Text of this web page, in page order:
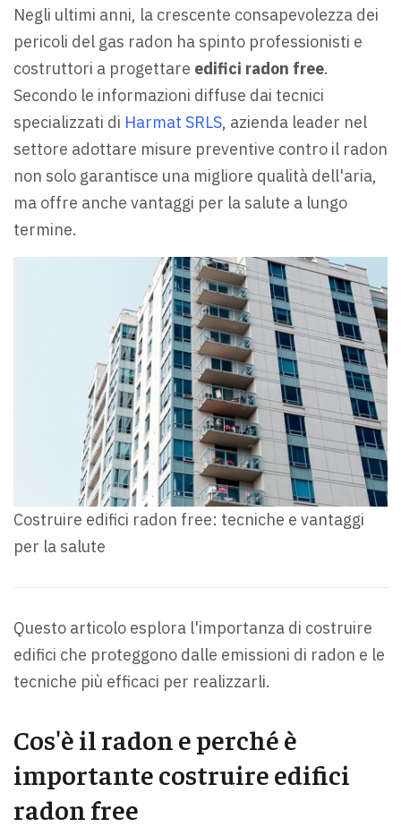
Negli ultimi anni, la crescente consapevolezza dei
pericoli del gas radon ha spinto professionisti e
costruttori a progettare edifici radon free.
Secondo le informazioni diffuse dai tecnici
specializzati di Harmat SRLS, azienda leader nel
settore adottare misure preventive contro il radon
non solo garantisce una migliore qualità dell'aria,
ma offre anche vantaggi per la salute a lungo
termine.
Costruire edifici radon free: tecniche e vantaggi
per la salute
Questo articolo esplora l'importanza di costruire
edifici che proteggono dalle emissioni di radon e le
tecniche più efficaci per realizzarli.
Cos'è il radon e perché è
importante costruire edifici
radon free